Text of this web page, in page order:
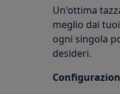
Un'ottima
meglio dai
ogni singola
desideri.